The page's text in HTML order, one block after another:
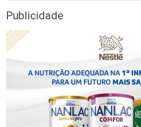
Publicidade